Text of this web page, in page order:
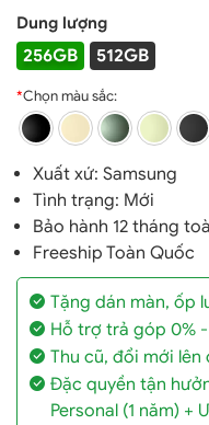
Dung lượng
256GB 512GB
*Chọn màu sắc:
Xuất xứ: Samsung
Tình trạng: Mới
Bảo hành 12 tháng
Freeship Toàn Quốc
Tặng dán màn, ốp
Hỗ trợ trả góp 0%
Thu cũ, đổi mới
Đặc quyền tận
Personal (1 năm)